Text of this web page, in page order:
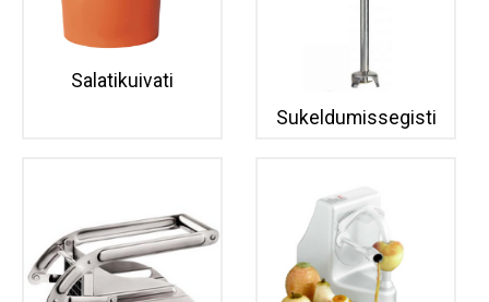
Salatikuivati
Sukeldumissegisti